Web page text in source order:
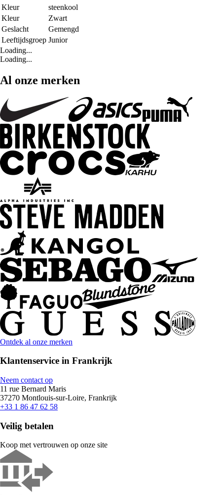
Kleur
steenkool
Kleur
Zwart
Geslacht
Gemengd
Leeftijdsgroep Junior
Loading...
Loading...
Al onze merken
Ontdek al onze merken
Klantenservice in Frankrijk
Neem contact op
11 rue Bernard Maris
37270 Montlouis-sur-Loire, Frankrijk
+33 1 86 47 62 58
Veilig betalen
Koop met vertrouwen op onze site